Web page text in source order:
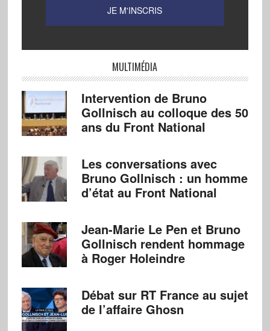
MULTIMÉDIA
Intervention de Bruno
Gollnisch au colloque des 50
ans du Front National
Les conversations avec
Bruno Gollnisch : un homme
d’état au Front National
Jean-Marie Le Pen et Bruno
Gollnisch rendent hommage
à Roger Holeindre
Débat sur RT France au sujet
de l’affaire Ghosn